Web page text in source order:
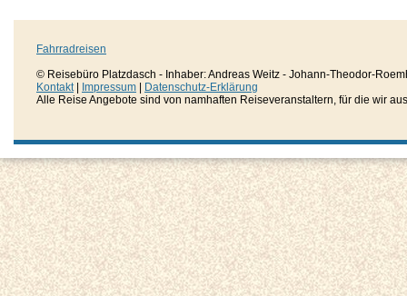
Fahrradreisen
© Reisebüro Platzdasch - Inhaber: Andreas Weitz - Johann-Theodor-
Kontakt| Impressum
Datenschutz-Erklärung
Alle Reise Angebote sind von namhaften Reiseveranstaltern, für die wir